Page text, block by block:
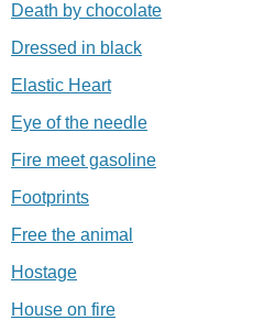
Death by chocolate
Dressed in black
Elastic Heart
Eye of the needle
Fire meet gasoline
Footprints
Free the animal
Hostage
House on fire